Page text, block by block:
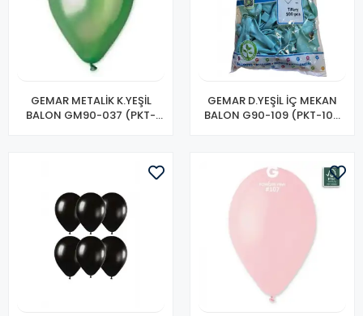
GEMAR METALİK K.YEŞİL
BALON GM90-037 (PKT-
GEMAR D.YEŞİL İÇ MEKAN
BALON G90-109 (PKT-100